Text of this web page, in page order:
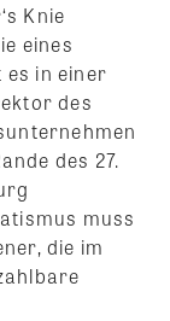
Knie
eines
es in einer
des
des 27.
muss
die im